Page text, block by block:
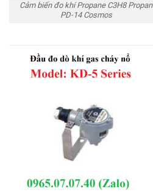
Cảm biến đo khí Propane C3H8 Propan
PD-14 Cosmos